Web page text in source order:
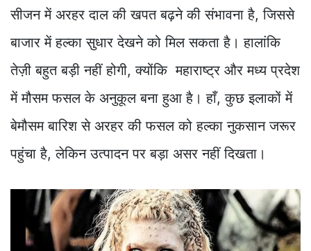
सीजन में अरहर दाल की खपत बढ़ने की संभावना है, जिससे
बाजार में हल्का सुधार देखने को मिल सकता है। हालांकि
तेज़ी बहुत बड़ी नहीं होगी, क्योंकि महाराष्ट्र और मध्य प्रदेश
में मौसम फसल के अनुकूल बना हुआ है। हाँ, कुछ इलाकों में
बेमौसम बारिश से अरहर की फसल को हल्का नुकसान जरूर
पहुंचा है, लेकिन उत्पादन पर बड़ा असर नहीं दिखता।